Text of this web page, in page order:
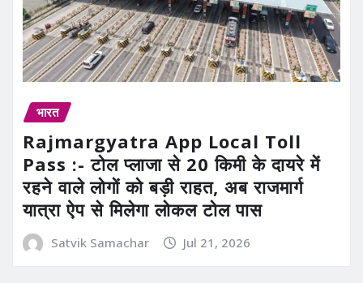
भारत
Rajmargyatra App Local Toll
Pass :- टोल प्लाजा से 20 किमी के दायरे में
रहने वाले लोगों को बड़ी राहत, अब राजमार्ग
यात्रा ऐप से मिलेगा लोकल टोल पास
Satvik Samachar Jul 21, 2026